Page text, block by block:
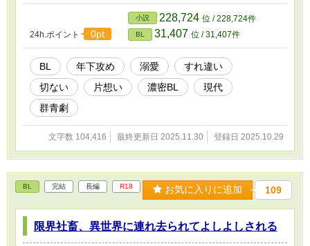
太。 かつて「鉄人」と呼ばれた元アスリート
で、事故により夢を絶たれた男だ。 穏やかな眼
差しと強靭な心が、理央の傷を少しずつ癒して
いく。 パン職人の燕司は、突然帰国した幼馴染
み・洸に戸惑う。 飄々とした洸の裏には、誰に
も見せない執着と後悔がある。 かつて彼は、想
いを告げられぬまま燕司の身体だけを手に入れ
交わるとき、 誰かの優しさが、別の誰かを救
う。 その愛は、歪で、切ない。 その毒に、誰も
抗えない――。
24h.ポイント 0pt
小説 228,724 位 / 228,724件
BL 31,407 位 / 31,407件
BL 年下攻め 溺愛
すれ違い
切ない
片想い 濃密BL
現代
群青劇
文字数 104,416 最終更新日 2025.11.30 登録日 2025.10.29
BL 完結 長編 R18 お気に入りに追加 109
限界社畜、異世界に連れ去られてよしよしされる